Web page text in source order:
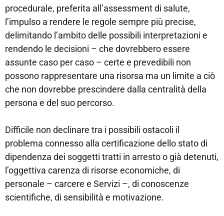
procedurale, preferita all’assessment di salute,
l’impulso a rendere le regole sempre più precise,
delimitando l’ambito delle possibili interpretazioni e
rendendo le decisioni – che dovrebbero essere
assunte caso per caso – certe e prevedibili non
possono rappresentare una risorsa ma un limite a ciò
che non dovrebbe prescindere dalla centralità della
persona e del suo percorso.
Difficile non declinare tra i possibili ostacoli il
problema connesso alla certificazione dello stato di
dipendenza dei soggetti tratti in arresto o già detenuti,
l’oggettiva carenza di risorse economiche, di
personale – carcere e Servizi –, di conoscenze
scientifiche, di sensibilità e motivazione.